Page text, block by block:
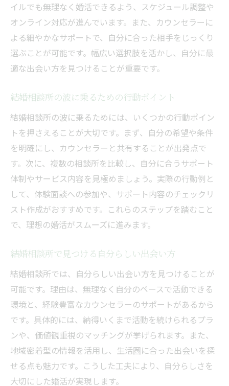
結婚相談所で信頼される振る舞いのコツ
結婚相談所のマナーが出会いを左右する理
由
結婚相談所利用時に注意したい行動とは
結婚相談所の手厚いサポート体制を活用し
よう
結婚相談所の相談員が導く理想の婚活方法
オンライン対応など結婚相談所のサポート
進化
結婚相談所のカウンセリングで婚活力アッ
プ
結婚相談所のサポート内容と活用ポイント
結婚相談所で安心して婚活を進める秘訣
短期集中で成婚を目指す結婚相談所活用法
結婚相談所で出会いを増やす実践アイデア
結婚相談所の活用で婚活長期化を防ぐ方法
結婚相談所を活かした理想の成婚アプロー
チ
結婚相談所で婚活を成功させる実践ポイン
ト
イルでも無理なく婚活できるよう、スケジュール調整や
オンライン対応が進んでいます。また、カウンセラーに
よる細やかなサポートで、自分に合った相手をじっくり
選ぶことが可能です。幅広い選択肢を活かし、自分に最
適な出会い方を見つけることが重要です。
結婚相談所の波に乗るための行動ポイント
結婚相談所の波に乗るためには、いくつかの行動ポイン
トを押さえることが大切です。まず、自分の希望や条件
を明確にし、カウンセラーと共有することが出発点で
す。次に、複数の相談所を比較し、自分に合うサポート
体制やサービス内容を見極めましょう。実際の行動例と
して、体験面談への参加や、サポート内容のチェックリ
スト作成がおすすめです。これらのステップを踏むこと
で、理想の婚活がスムーズに進みます。
結婚相談所で見つける自分らしい出会い方
結婚相談所では、自分らしい出会い方を見つけることが
可能です。理由は、無理なく自分のペースで活動できる
環境と、経験豊富なカウンセラーのサポートがあるから
です。具体的には、納得いくまで活動を続けられるプラ
ンや、価値観重視のマッチングが挙げられます。また、
地域密着型の情報を活用し、生活圏に合った出会いを探
せる点も魅力です。こうした工夫により、自分らしさを
大切にした婚活が実現します。